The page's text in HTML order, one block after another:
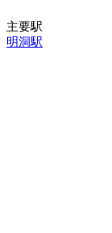
主要駅
明洞駅